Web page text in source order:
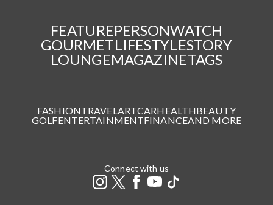
FEATUREPERSONWATCH
GOURMETLIFESTYLESTORY
LOUNGEMAGAZINETAGS
FASHIONTRAVELARTCARHEALTHBEAUTY
GOLFENTERTAINMENTFINANCEAND MORE
Connect with us